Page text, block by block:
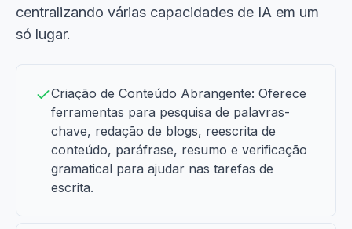
centralizando várias capacidades de IA em um
só lugar.
Criação de Conteúdo Abrangente: Oferece
ferramentas para pesquisa de palavras-
chave, redação de blogs, reescrita de
conteúdo, paráfrase, resumo e verificação
gramatical para ajudar nas tarefas de
escrita.